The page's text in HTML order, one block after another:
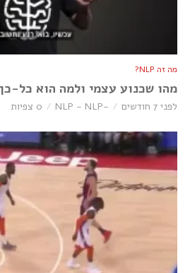
מה זה NLP?
מהו שכנוע עצמי ולמה הוא כל-כך
לפני 7 חודשים -NLP - NLP 0 צפיות